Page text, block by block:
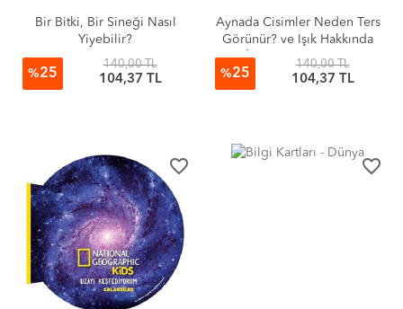
Bir Bitki, Bir Sineği Nasıl
Yiyebilir?
%25
140,00 TL
104,37 TL
Aynada Cisimler Neden Ters
Görünür? ve Işık Hakkında
İlgi Çekici Bilgiler
%25
140,00 TL
104,37 TL
favorite_border favorite_border